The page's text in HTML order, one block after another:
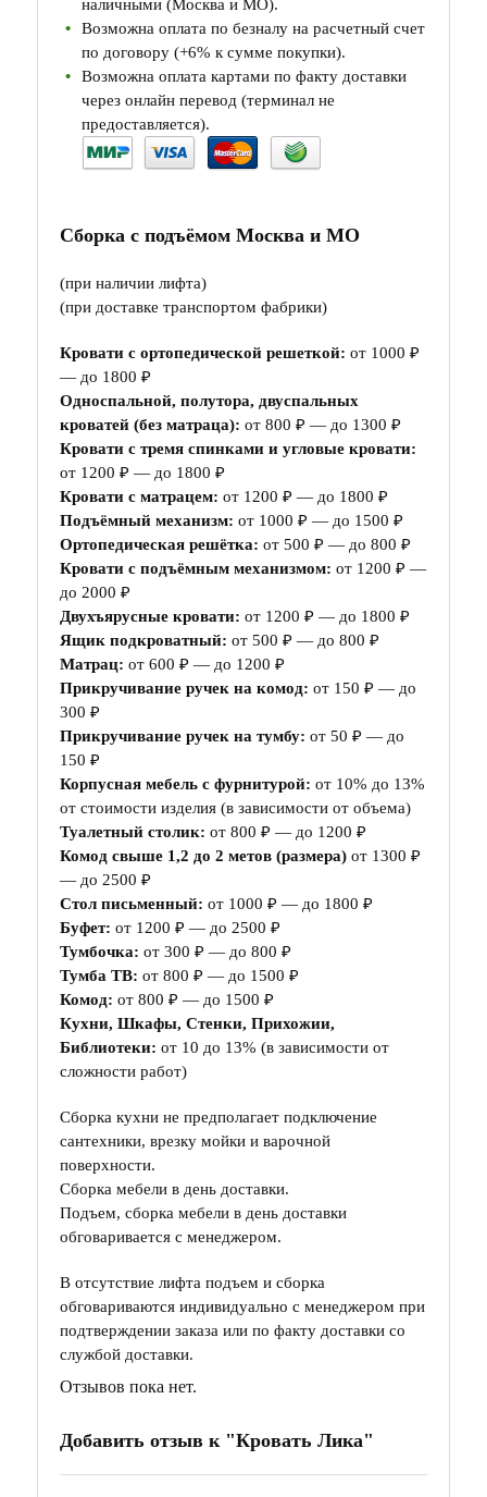
наличными (Москва и МО).
Возможна оплата по безналу на расчетный счет
по договору (+6% к сумме покупки).
Возможна оплата картами по факту доставки
через онлайн перевод (терминал не
предоставляется).
Сборка с подъёмом Москва и МО
(при наличии лифта)
(при доставке транспортом фабрики)
Кровати с ортопедической решеткой: от 1000 ₽
— до 1800 ₽
Односпальной, полутора, двуспальных
кроватей (без матраца): от 800 ₽ — до 1300 ₽
Кровати с тремя спинками и угловые кровати:
от 1200 ₽ — до 1800 ₽
Кровати с матрацем: от 1200 ₽ — до 1800 ₽
Подъёмный механизм: от 1000 ₽ — до 1500 ₽
Ортопедическая решётка: от 500 ₽ — до 800 ₽
Кровати с подъёмным механизмом: от 1200 ₽ —
до 2000 ₽
Двухъярусные кровати: от 1200 ₽ — до 1800 ₽
Ящик подкроватный: от 500 ₽ — до 800 ₽
Матрац: от 600 ₽ — до 1200 ₽
Прикручивание ручек на комод: от 150 ₽ — до
300 ₽
Прикручивание ручек на тумбу: от 50 ₽ — до
150 ₽
Корпусная мебель с фурнитурой: от 10% до 13%
от стоимости изделия (в зависимости от объема)
Туалетный столик: от 800 ₽ — до 1200 ₽
Комод свыше 1,2 до 2 метов (размера) от 1300 ₽
— до 2500 ₽
Стол письменный: от 1000 ₽ — до 1800 ₽
Буфет: от 1200 ₽ — до 2500 ₽
Тумбочка: от 300 ₽ — до 800 ₽
Тумба ТВ: от 800 ₽ — до 1500 ₽
Комод: от 800 ₽ — до 1500 ₽
Кухни, Шкафы, Стенки, Прихожии,
Библиотеки: от 10 до 13% (в зависимости от
сложности работ)
Сборка кухни не предполагает подключение
сантехники, врезку мойки и варочной
поверхности.
Сборка мебели в день доставки.
Подъем, сборка мебели в день доставки
обговаривается с менеджером.
В отсутствие лифта подъем и сборка
обговариваются индивидуально с менеджером при
подтверждении заказа или по факту доставки со
службой доставки.
Отзывов пока нет.
Добавить отзыв к "Кровать Лика"